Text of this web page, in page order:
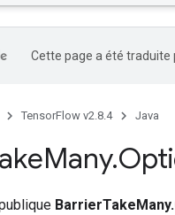
Cette page a été traduite
TensorFlow v2.8.4 Java
Many.